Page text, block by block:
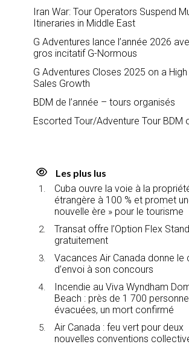
Iran War: Tour Operators Suspend
Itineraries in Middle East
G Adventures lance l’année 2026
gros incitatif G-Normous
G Adventures Closes 2025 on a
Sales Growth
BDM de l’année – tours organisés
Escorted Tour/Adventure Tour BDM
Les plus lus
Cuba ouvre la voie à la
étrangère à 100 % et promet
nouvelle ère » pour le tourisme
Transat offre l’Option Flex
gratuitement
Vacances Air Canada donne le
d’envoi à son concours
Incendie au Viva Wyndham
Beach : près de 1 700
évacuées, un mort confirmé
Air Canada : feu vert pour deux
nouvelles conventions